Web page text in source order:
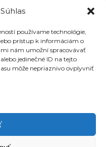
používame technológie,
prístup k informáciám o
nám umožní spracovávať
jedinečné ID na tejto
môže nepriaznivo ovplyvniť